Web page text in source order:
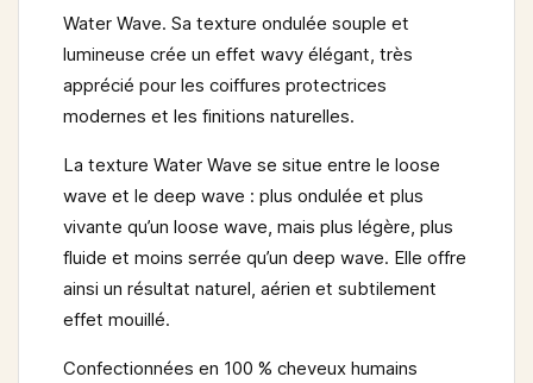
Water Wave. Sa texture ondulée souple et
lumineuse crée un effet wavy élégant, très
apprécié pour les coiffures protectrices
modernes et les finitions naturelles.
La texture Water Wave se situe entre le loose
wave et le deep wave : plus ondulée et plus
vivante qu’un loose wave, mais plus légère, plus
fluide et moins serrée qu’un deep wave. Elle offre
ainsi un résultat naturel, aérien et subtilement
effet mouillé.
Confectionnées en 100 % cheveux humains